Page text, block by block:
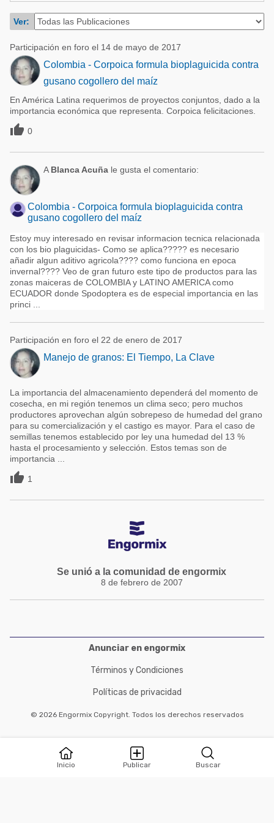
Acuacultura
Micotoxinas
Avicultura
Porcicultura
Lechería
Balanceados - Piensos
Comunidades en portugués
Avicultura
Porcicultura
Ganadería
Lechería
Inicio Publicar Buscar
Ver:
Participación en foro el 14 de mayo de 2017
Colombia - Corpoica formula bioplaguicida contra
gusano cogollero del maíz
En América Latina requerimos de proyectos conjuntos, dado a la
importancia económica que representa. Corpoica felicitaciones.
 0
A Blanca Acuña le gusta el comentario:
Colombia - Corpoica formula bioplaguicida contra
gusano cogollero del maíz
Estoy muy interesado en revisar informacion tecnica relacionada
con los bio plaguicidas- Como se aplica????? es necesario
añadir algun aditivo agricola???? como funciona en epoca
invernal???? Veo de gran futuro este tipo de productos para las
zonas maiceras de COLOMBIA y LATINO AMERICA como
ECUADOR donde Spodoptera es de especial importancia en las
princi ...
Participación en foro el 22 de enero de 2017
Manejo de granos: El Tiempo, La Clave
La importancia del almacenamiento dependerá del momento de
cosecha, en mi región tenemos un clima seco; pero muchos
productores aprovechan algún sobrepeso de humedad del grano
para su comercialización y el castigo es mayor. Para el caso de
semillas tenemos establecido por ley una humedad del 13 %
hasta el procesamiento y selección. Estos temas son de
importancia ...
 1
Se unió a la comunidad de engormix
8 de febrero de 2007
Anunciar en engormix
Términos y Condiciones
Políticas de privacidad
© 2026 Engormix Copyright. Todos los derechos reservados